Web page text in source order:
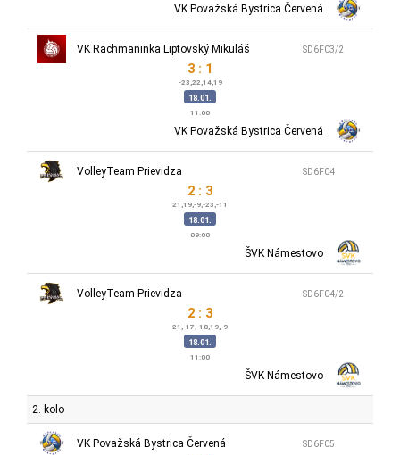
VK Považská Bystrica Červená
SD6F03/2
VK Rachmaninka Liptovský Mikuláš
3 : 1
-23,22,14,19
18.01.
11:00
VK Považská Bystrica Červená
SD6F04
VolleyTeam Prievidza
2 : 3
21,19,-9,-23,-11
18.01.
09:00
ŠVK Námestovo
SD6F04/2
VolleyTeam Prievidza
2 : 3
21,-17,-18,19,-9
18.01.
11:00
ŠVK Námestovo
2. kolo
SD6F05
VK Považská Bystrica Červená